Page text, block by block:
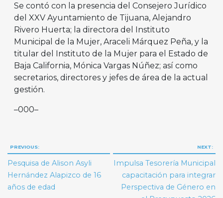
Se contó con la presencia del Consejero Jurídico
del XXV Ayuntamiento de Tijuana, Alejandro
Rivero Huerta; la directora del Instituto
Municipal de la Mujer, Araceli Márquez Peña, y la
titular del Instituto de la Mujer para el Estado de
Baja California, Mónica Vargas Núñez; así como
secretarios, directores y jefes de área de la actual
gestión.
–000–
Navegación
de
entradas
PREVIOUS:
Pesquisa de Alison Asyli
Hernández Alapizco de 16
años de edad
NEXT:
Impulsa Tesorería Municipal
capacitación para integrar
Perspectiva de Género en